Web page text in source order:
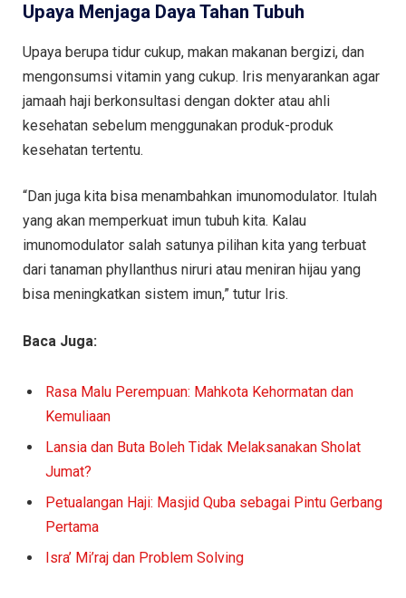
Upaya Menjaga Daya Tahan Tubuh
Upaya berupa tidur cukup, makan makanan bergizi, dan
mengonsumsi vitamin yang cukup. Iris menyarankan agar
jamaah haji berkonsultasi dengan dokter atau ahli
kesehatan sebelum menggunakan produk-produk
kesehatan tertentu.
“Dan juga kita bisa menambahkan imunomodulator. Itulah
yang akan memperkuat imun tubuh kita. Kalau
imunomodulator salah satunya pilihan kita yang terbuat
dari tanaman phyllanthus niruri atau meniran hijau yang
bisa meningkatkan sistem imun,” tutur Iris.
Baca Juga:
Rasa Malu Perempuan: Mahkota Kehormatan dan
Kemuliaan
Lansia dan Buta Boleh Tidak Melaksanakan Sholat
Jumat?
Petualangan Haji: Masjid Quba sebagai Pintu Gerbang
Pertama
Isra’ Mi’raj dan Problem Solving